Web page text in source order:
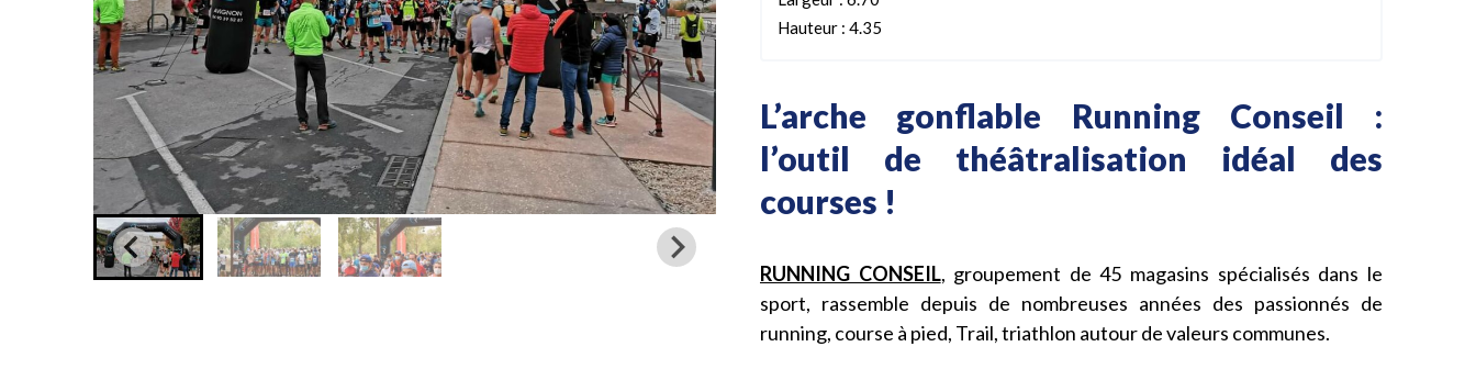
Hauteur : 4.35
L’arche gonflable Running Conseil :
l’outil de théâtralisation idéal des
courses !
RUNNING CONSEIL, groupement de 45 magasins spécialisés dans le
sport, rassemble depuis de nombreuses années des passionnés de
running, course à pied, Trail, triathlon autour de valeurs communes.